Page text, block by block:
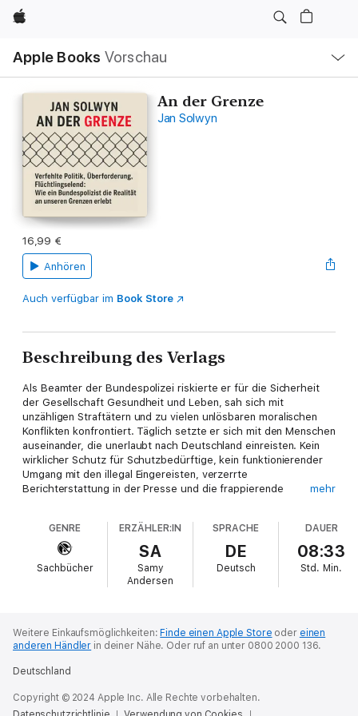
Apple
Apple Books Vorschau
Navigation
Menü
öffnen
An der Grenze
Jan Solwyn
16,99 €
Anhören
Auch verfügbar im Book Store
Beschreibung des Verlags
Als Beamter der Bundespolizei riskierte er für die Sicherheit
der Gesellschaft Gesundheit und Leben, sah sich mit
unzähligen Straftätern und zu vielen unlösbaren moralischen
Konflikten konfrontiert. Täglich setzte er sich mit den Menschen
auseinander, die unerlaubt nach Deutschland einreisten. Kein
wirklicher Schutz für Schutzbedürftige, kein funktionierender
Umgang mit den illegal Eingereisten, verzerrte
Berichterstattung in der Presse und die frappierende
Fehlern in der Migrations- und Integrationspolitik Deutschlands
bestimmten seinen Alltag. Bis es zu viel wurde. Jan Solwyn
quittierte nach 15 Jahren desillusioniert von der Politik den
Dienst. Jetzt liefert er einen schonungslos ehrlichen Bericht.
mehr
GENRE
Sachbücher
ERZÄHLER:IN
SA
Samy
Andersen
SPRACHE
DE
Deutsch
DAUER
08:33
Std. Min.
Weitere Einkaufsmöglichkeiten:Finde einen Apple Store oder einen
anderen Händler in deiner Nähe. Oder ruf an unter 0800 2000 136.
Deutschland
Copyright © 2024 Apple Inc. Alle Rechte vorbehalten.